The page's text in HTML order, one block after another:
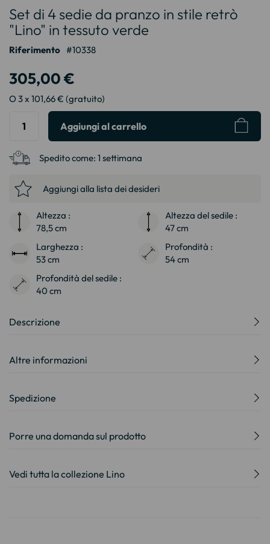
all'inizio
della
galleria
di
Set di 4 sedie da pranzo in stile retrò
"Lino" in tessuto verde
Riferimento 10338
305,00 €
O 3 x 101,66 € (gratuito)
Aggiungi al carrello
Spedito come: 1 settimana
Aggiungi alla lista dei desideri
Altezza :
78,5 cm
Altezza del sedile :
47 cm
Larghezza :
53 cm
Profondità :
54 cm
Profondità del sedile :
40 cm
Descrizione
Altre informazioni
Spedizione
Porre una domanda sul prodotto
Vedi tutta la collezione Lino